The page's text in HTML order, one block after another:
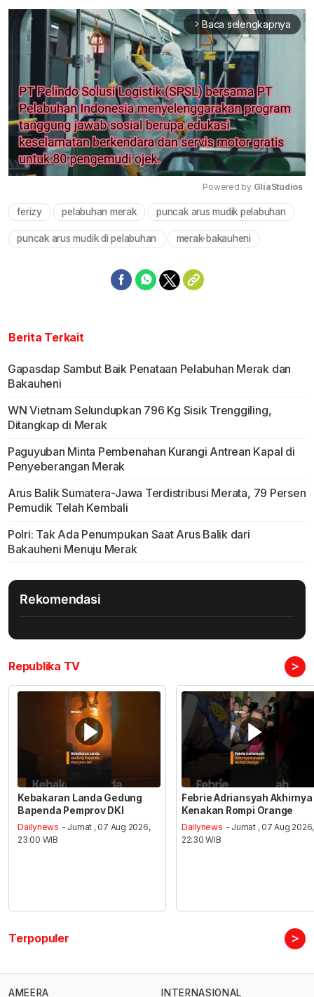
arrow_forward_ios Baca selengkapnya
Mute
Powered by GliaStudios
ferizy pelabuhan merak puncak arus mudik pelabuhan
puncak arus mudik di pelabuhan merak-bakauheni
Berita Terkait
Gapasdap Sambut Baik Penataan Pelabuhan Merak dan
Bakauheni
WN Vietnam Selundupkan 796 Kg Sisik Trenggiling,
Ditangkap di Merak
Paguyuban Minta Pembenahan Kurangi Antrean Kapal di
Penyeberangan Merak
Arus Balik Sumatera-Jawa Terdistribusi Merata, 79 Persen
Pemudik Telah Kembali
Polri: Tak Ada Penumpukan Saat Arus Balik dari
Bakauheni Menuju Merak
Rekomendasi
Republika TV >
Kebakaran Landa Gedung
Bapenda Pemprov DKI
Dailynews - Jumat , 07 Aug 2026,
23:00 WIB
Febrie Adriansyah Akhirnya
Kenakan Rompi Orange
Dailynews - Jumat , 07 Aug 2026,
22:30 WIB
Terpopuler >
AMEERA INTERNASIONAL